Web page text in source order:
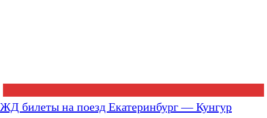
ЖД билеты на поезд Екатеринбург — Кунгур